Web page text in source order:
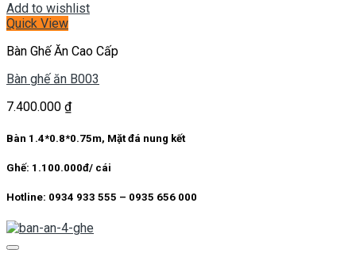
Add to wishlist
Quick View
Bàn Ghế Ăn Cao Cấp
Bàn ghế ăn B003
7.400.000 ₫
Bàn 1.4*0.8*0.75m, Mặt đá nung kết
Ghế: 1.100.000đ/ cái
Hotline: 0934 933 555 – 0935 656 000